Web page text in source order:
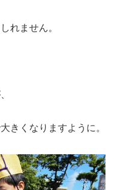
れません。
きくなりますように。